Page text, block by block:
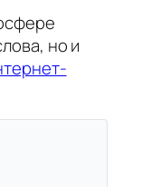
но и